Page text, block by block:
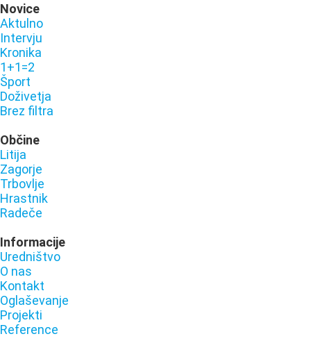
Novice
Aktulno
Intervju
Kronika
1+1=2
Šport
Doživetja
Brez filtra
Občine
Litija
Zagorje
Trbovlje
Hrastnik
Radeče
Informacije
Uredništvo
O nas
Kontakt
Oglaševanje
Projekti
Reference